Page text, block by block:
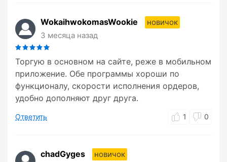
WokaihwokomasWookie
новичок
3 месяца назад
Торгую в основном на сайте, реже в мобильном
приложение. Обе программы хороши по
функционалу, скорости исполнения ордеров,
удобно дополняют друг друга.
Ответить 1 0
chadGyges
новичок